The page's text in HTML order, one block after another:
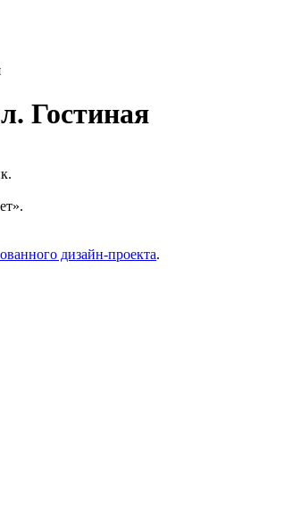
Гостиная
дизайн-проекта.